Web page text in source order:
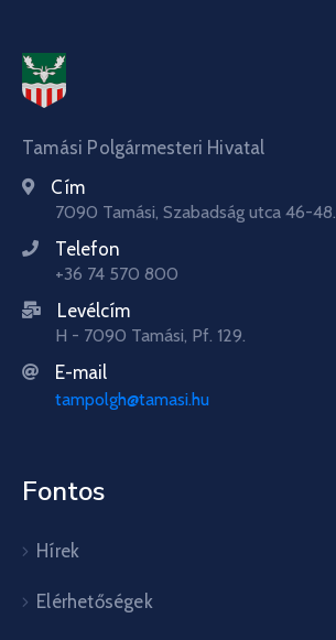
Tamási Polgármesteri Hivatal
Cím
7090 Tamási, Szabadság utca 46-48.
Telefon
+36 74 570 800
Levélcím
H - 7090 Tamási, Pf. 129.
E-mail
tampolgh@tamasi.hu
Fontos
Hírek
Elérhetőségek